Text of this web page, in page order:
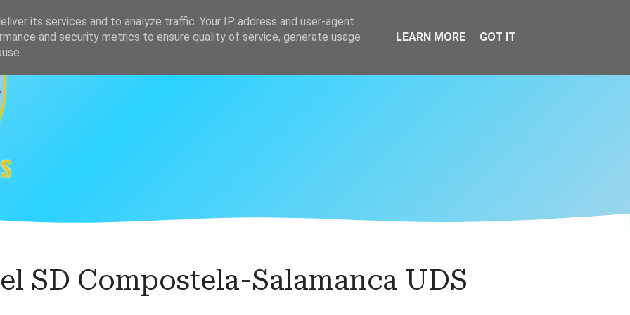
Clasificación
SD Compostela-Salamanca UDS
its services and to analyze traffic. Your IP address and user-agent
and security metrics to ensure quality of service, generate usage
LEARN MORE GOT IT